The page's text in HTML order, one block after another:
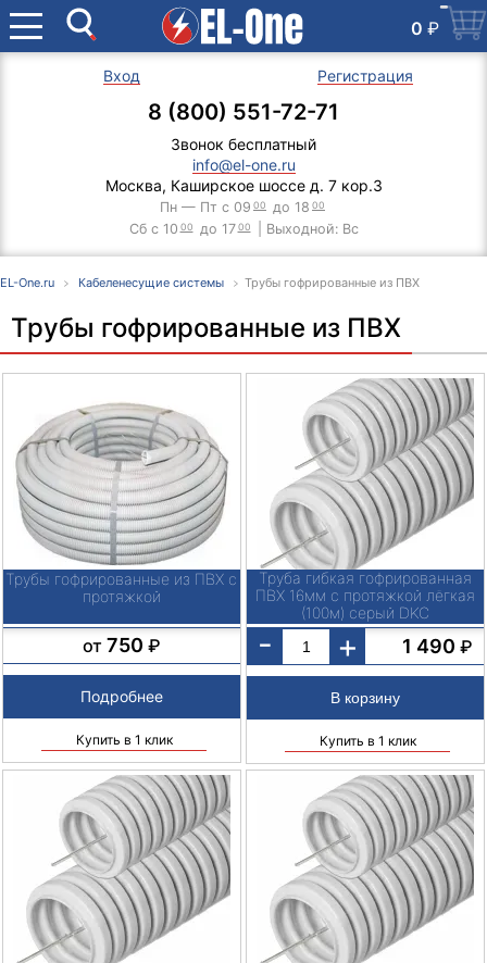
0 ₽
Вход Регистрация
8 (800) 551-72-71
Звонок бесплатный
info@el-one.ru
Москва, Каширское шоссе д. 7 кор.3
Пн — Пт с 09 00 до 18 00
Сб с 10 00 до 17 00 | Выходной: Вс
EL-One.ru Кабеленесущие системы Трубы гофрированные из ПВХ
Трубы гофрированные из ПВХ
Трубы гофрированные из ПВХ с
протяжкой
от 750 ₽
Подробнее
Купить в 1 клик
Труба гибкая гофрированная
ПВХ 16мм с протяжкой лёгкая
(100м) серый DKC
- + 1 490 ₽
Купить в 1 клик